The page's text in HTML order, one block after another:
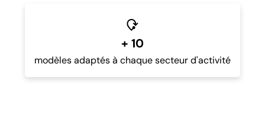
+ 10
modèles adaptés à chaque secteur d'activité